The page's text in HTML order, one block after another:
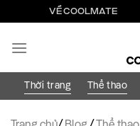
qua
nội
VỀ COOLMATE
Thời trang Thể thao